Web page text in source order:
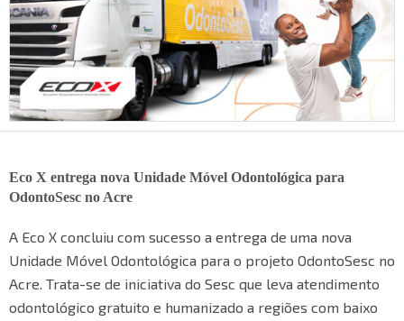
Eco X entrega nova Unidade Móvel Odontológica para
OdontoSesc no Acre
A Eco X concluiu com sucesso a entrega de uma nova
Unidade Móvel Odontológica para o projeto OdontoSesc no
Acre. Trata-se de iniciativa do Sesc que leva atendimento
odontológico gratuito e humanizado a regiões com baixo